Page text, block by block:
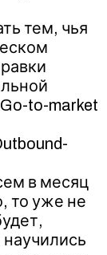
тем, чья
to-market
в месяц
то уже не